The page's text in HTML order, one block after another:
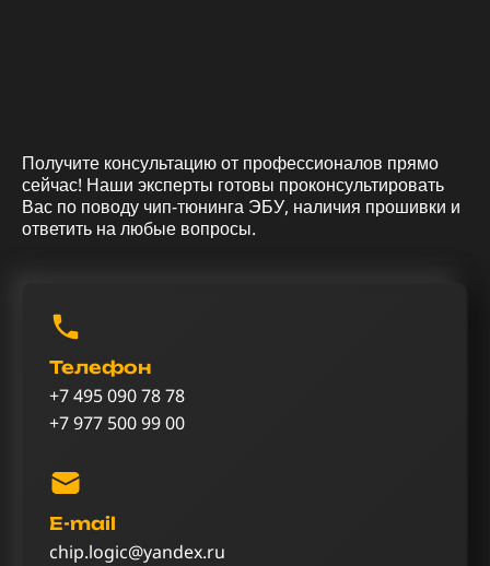
Получите консультацию от профессионалов прямо
сейчас! Наши эксперты готовы проконсультировать
Вас по поводу чип-тюнинга ЭБУ, наличия прошивки и
ответить на любые вопросы.
Телефон
+7 495 090 78 78
+7 977 500 99 00
E-mail
chip.logic@yandex.ru